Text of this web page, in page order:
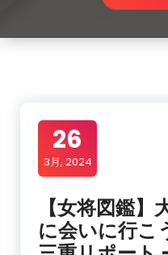
26
3月, 2024
【女将図鑑
に会いに行こ